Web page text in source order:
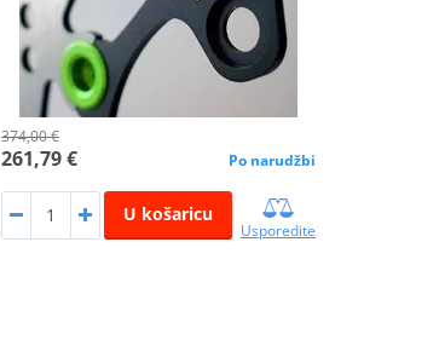
374,00 €
261,79 € Po narudžbi
U košaricu
Usporedite